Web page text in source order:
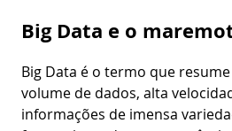
Big Data e o
Big Data é o termo que
volume de dados, alta
informações de imensa